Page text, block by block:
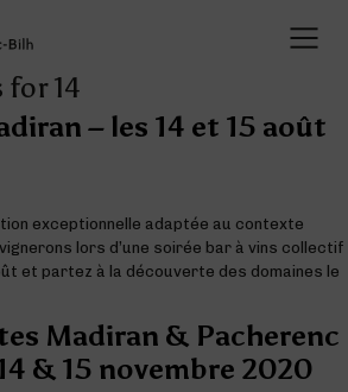
for 14
– les 14 et 15 août
exceptionnelle adaptée au contexte
lors d’une soirée bar à vins collectif
et partez à la découverte des domaines le
Madiran & Pacherenc
& 15 novembre 2020